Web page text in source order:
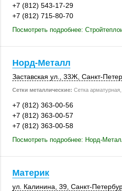
+7 (812) 543-17-29
+7 (812) 715-80-70
Посмотреть подробнее:
Норд-Металл
Заставская ул. 33Ж Санкт-
Сетки металлические: Сетка арматурная,
+7 (812) 363-00-56
+7 (812) 363-00-57
+7 (812) 363-00-58
Посмотреть подробнее: Норд-
Материк
ул. Калинина, 39 Санкт-